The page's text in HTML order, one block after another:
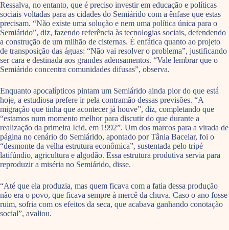
Ressalva, no entanto, que é preciso investir em educação e políticas
sociais voltadas para as cidades do Semiárido com a ênfase que estas
precisam. “Não existe uma solução e nem uma política única para o
Semiárido”, diz, fazendo referência às tecnologias sociais, defendendo
a construção de um milhão de cisternas. É enfática quanto ao projeto
de transposição das águas: “Não vai resolver o problema”, justificando
ser cara e destinada aos grandes adensamentos. “Vale lembrar que o
Semiárido concentra comunidades difusas”, observa.
Enquanto apocalípticos pintam um Semiárido ainda pior do que está
hoje, a estudiosa prefere ir pela contramão dessas previsões. “A
migração que tinha que acontecer já houve”, diz, completando que
“estamos num momento melhor para discutir do que durante a
realização da primeira Icid, em 1992”. Um dos marcos para a virada de
página no cenário do Semiárido, apontado por Tânia Bacelar, foi o
“desmonte da velha estrutura econômica”, sustentada pelo tripé
latifúndio, agricultura e algodão. Essa estrutura produtiva servia para
reproduzir a miséria no Semiárido, disse.
“Até que ela produzia, mas quem ficava com a fatia dessa produção
não era o povo, que ficava sempre à mercê da chuva. Caso o ano fosse
ruim, sofria com os efeitos da seca, que acabava ganhando conotação
social”, avaliou.